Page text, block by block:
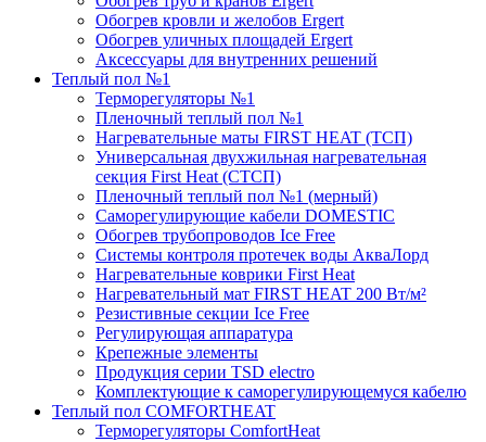
Обогрев кровли и желобов Ergert
Обогрев уличных площадей Ergert
Аксессуары для внутренних решений
Теплый пол №1
Терморегуляторы №1
Пленочный теплый пол №1
Нагревательные маты FIRST HEAT (ТСП)
Универсальная двухжильная нагревательная
секция First Heat (СТСП)
Пленочный теплый пол №1 (мерный)
Саморегулирующие кабели DOMESTIC
Обогрев трубопроводов Ice Free
Системы контроля протечек воды АкваЛорд
Нагревательные коврики First Heat
Нагревательный мат FIRST HEAT 200 Вт/м²
Резистивные секции Ice Free
Регулирующая аппаратура
Крепежные элементы
Продукция серии TSD electro
Комплектующие к саморегулирующемуся кабелю
Теплый пол COMFORTHEAT
Терморегуляторы ComfortHeat